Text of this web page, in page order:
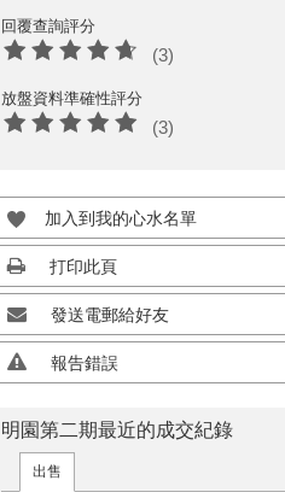
回覆查詢評分
(3)
放盤資料準確性評分
(3)
加入到我的心水名單
打印此頁
發送電郵給好友
報告錯誤
明園第二期最近的成交紀錄
出售